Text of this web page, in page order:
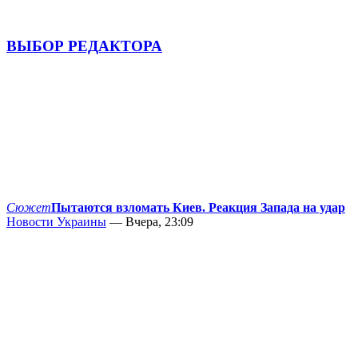
ВЫБОР РЕДАКТОРА
СюжетПытаются взломать Киев. Реакция Запада на удар
Новости Украины — Вчера, 23:09